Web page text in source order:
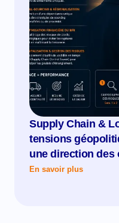
Supply Chain &
tensions
une direction des
En savoir plus